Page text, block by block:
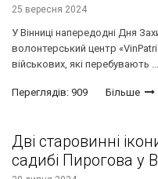
25 вересня 2024
У Вінниці напередодні Дня
волонтерський центр
військових, які перебувають ...
Переглядів: 909 Більше
Дві старовинні
садибі Пирогова у